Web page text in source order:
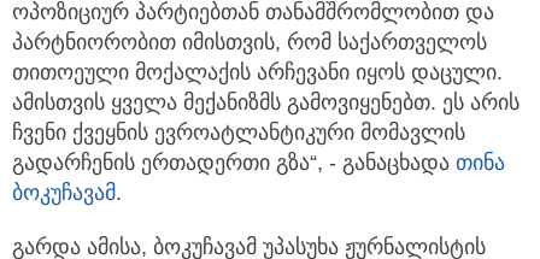
ოპოზიციურ პარტიებთან თანამშრომლობით და
პარტნიორობით იმისთვის, რომ საქართველოს
თითოეული მოქალაქის არჩევანი იყოს დაცული.
ამისთვის ყველა მექანიზმს გამოვიყენებთ. ეს არის
ჩვენი ქვეყნის ევროატლანტიკური მომავლის
გადარჩენის ერთადერთი გზა“, - განაცხადა თინა
ბოკუჩავამ.
გარდა ამისა, ბოკუჩავამ უპასუხა ჟურნალისტის